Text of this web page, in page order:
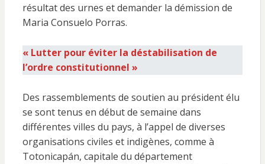
résultat des urnes et demander la démission de
Maria Consuelo Porras.
« Lutter pour éviter la déstabilisation de
l’ordre constitutionnel »
Des rassemblements de soutien au président élu
se sont tenus en début de semaine dans
différentes villes du pays, à l’appel de diverses
organisations civiles et indigènes, comme à
Totonicapán, capitale du département